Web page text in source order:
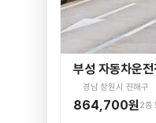
부성 자동차운전
경남 창원시 진해구
864,700원 2종